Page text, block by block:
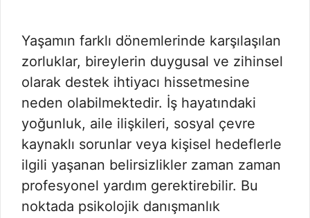
Yaşamın farklı dönemlerinde karşılaşılan
zorluklar, bireylerin duygusal ve zihinsel
olarak destek ihtiyacı hissetmesine
neden olabilmektedir. İş hayatındaki
yoğunluk, aile ilişkileri, sosyal çevre
kaynaklı sorunlar veya kişisel hedeflerle
ilgili yaşanan belirsizlikler zaman zaman
profesyonel yardım gerektirebilir. Bu
noktada psikolojik danışmanlık